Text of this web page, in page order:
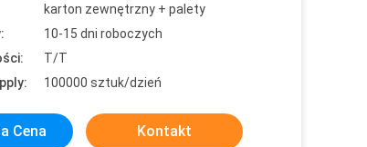
karton zewnętrzny + palety
10-15 dni roboczych
T/T
100000 sztuk/dzień
Cena Kontakt